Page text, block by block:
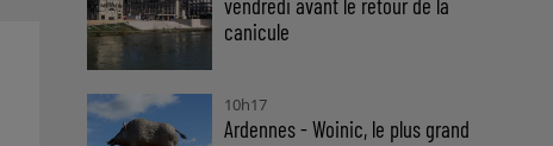
vendredi avant le retour de la
canicule
10h17
Ardennes - Woinic, le plus grand